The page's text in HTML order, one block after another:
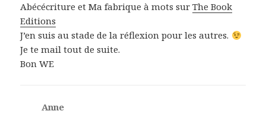
Abécécriture et Ma fabrique à mots surThe Book
Editions
J’en suis au stade de la réflexion pour les autres.
Je te mail tout de suite.
Bon WE
Anne